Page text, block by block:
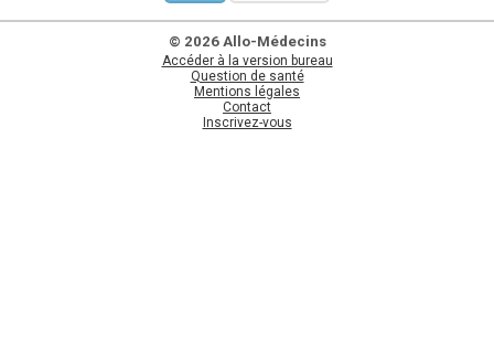
© 2026 Allo-Médecins
Accéder à la version bureau
Question de santé
Mentions légales
Contact
Inscrivez-vous